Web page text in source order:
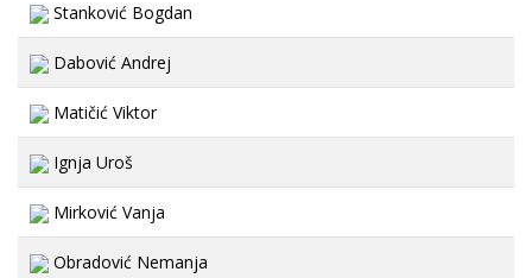
Stanković Bogdan
Dabović Andrej
Matičić Viktor
Ignja Uroš
Mirković Vanja
Obradović Nemanja